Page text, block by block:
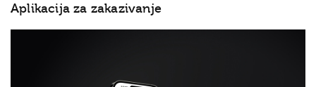
Aplikacija za zakazivanje